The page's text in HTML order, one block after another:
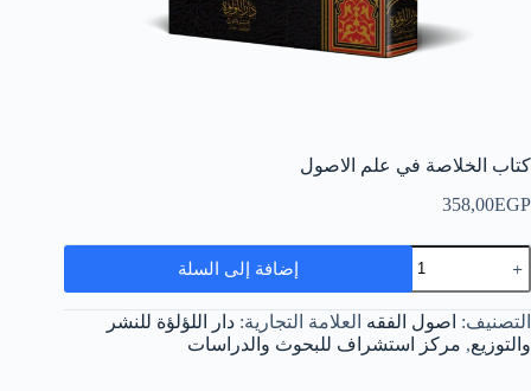
كتاب الخلاصة في علم الاصول
358,00EGP
كمية
كتاب
الخلاصة
في
علم
الاصول
إضافة إلى السلة
التصنيف: اصول الفقه العلامة التجارية: دار اللؤلؤة للنشر
والتوزيع, مركز استشراف للبحوث والدراسات